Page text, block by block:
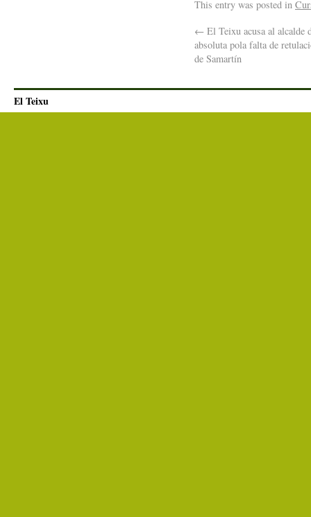
This entry was posted in
← El Teixu acusa al alcalde
absoluta pola falta de
de Samartín
El Teixu